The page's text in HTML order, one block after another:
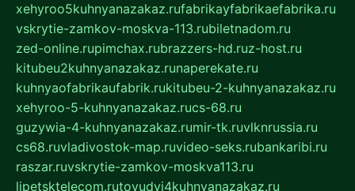
xehyroo5kuhnyanazakaz.rufabrikayfabrikaefabrika.ru
vskrytie-zamkov-moskva-113.rubiletnadom.ru
zed-online.rupimchax.rubrazzers-hd.ruz-host.ru
kitubeu2kuhnyanazakaz.runaperekate.ru
kuhnyaofabrikaufabrik.rukitubeu-2-kuhnyanazakaz.ru
xehyroo-5-kuhnyanazakaz.rucs-68.ru
guzywia-4-kuhnyanazakaz.rumir-tk.ruvlknrussia.ru
cs68.ruvladivostok-map.ruvideo-seks.rubankaribi.ru
raszar.ruvskrytie-zamkov-moskva113.ru
lipetsktelecom.rutovudyi4kuhnyanazakaz.ru